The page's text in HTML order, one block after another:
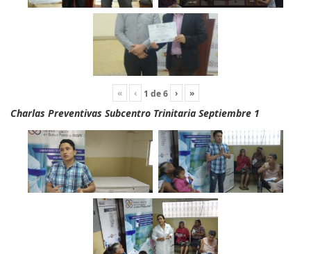
« ‹ 1 de6 › »
Charlas Preventivas Subcentro Trinitaria Septiembre 1